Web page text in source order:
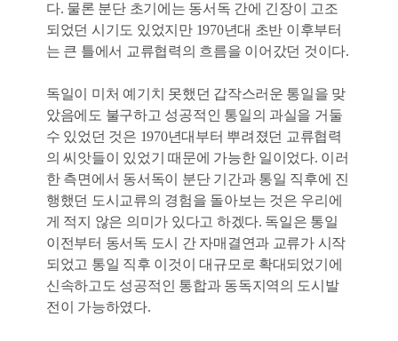
다. 물론 분단 초기에는 동서독 간에 긴장이 고조
되었던 시기도 있었지만 1970년대 초반 이후부터
는 큰 틀에서 교류협력의 흐름을 이어갔던 것이다.
독일이 미처 예기치 못했던 갑작스러운 통일을 맞
았음에도 불구하고 성공적인 통일의 과실을 거둘
수 있었던 것은 1970년대부터 뿌려졌던 교류협력
의 씨앗들이 있었기 때문에 가능한 일이었다. 이러
한 측면에서 동서독이 분단 기간과 통일 직후에 진
행했던 도시교류의 경험을 돌아보는 것은 우리에
게 적지 않은 의미가 있다고 하겠다. 독일은 통일
이전부터 동서독 도시 간 자매결연과 교류가 시작
되었고 통일 직후 이것이 대규모로 확대되었기에
신속하고도 성공적인 통합과 동독지역의 도시발
전이 가능하였다.